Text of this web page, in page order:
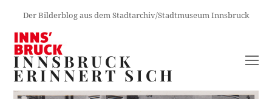
Der Bilderblog aus dem Stadtarchiv/Stadtmuseum Innsbruck
INNSBRUCK
ERINNERT SICH